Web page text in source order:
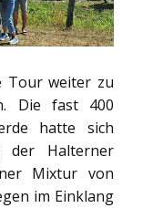
Tour weiter zu
Die fast 400
hatte sich
der Halterner
Mixtur von
im Einklang